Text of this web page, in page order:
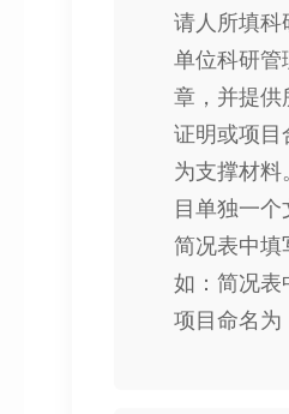
请人所填科
单位科研管
章，并提供
证明或项目
为支撑材料
目单独一个
简况表中填
如：简况表
项目命名为